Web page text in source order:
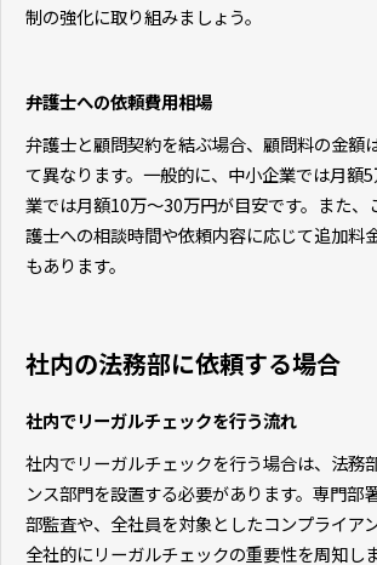
制の強化に取り組みましょう。
弁護士への依頼費用相場
弁護士と顧問契約を結ぶ場合、顧問料の金額
て異なります。一般的に、中小企業では月額
業では月額10万～30万円が目安です。また、
護士への相談時間や依頼内容に応じて追加料
もあります。
社内の法務部に依頼する場合
社内でリーガルチェックを行う流れ
社内でリーガルチェックを行う場合は、法務
ンス部門を設置する必要があります。専門部
部監査や、全社員を対象としたコンプライア
全社的にリーガルチェックの重要性を周知し